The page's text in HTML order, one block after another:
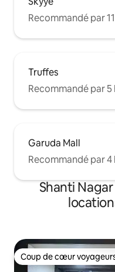
Recommandé par
Truffes
Recommandé par
Garuda Mall
Recommandé par
Shanti
Coup de cœur
Coup de cœur